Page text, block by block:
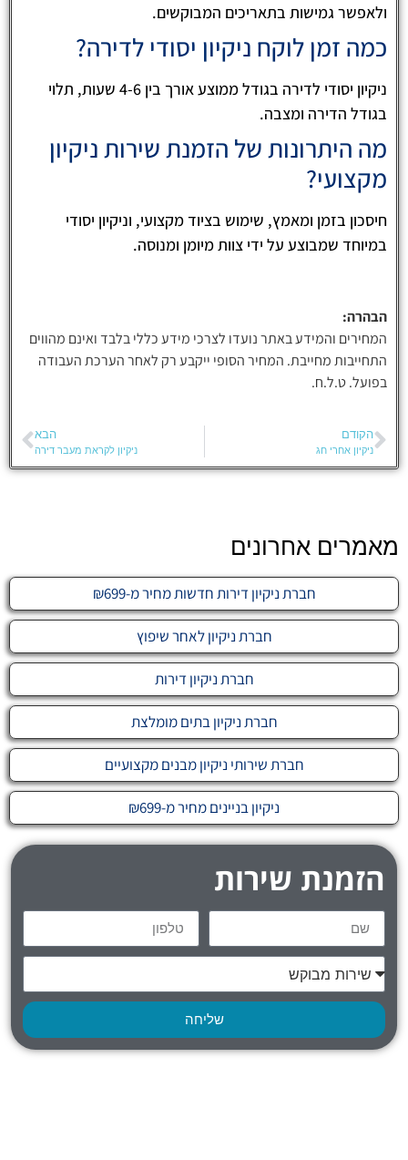
ולאפשר גמישות בתאריכים המבוקשים.
כמה זמן לוקח ניקיון יסודי לדירה?
ניקיון יסודי לדירה בגודל ממוצע אורך בין 4-6 שעות, תלוי
בגודל הדירה ומצבה.
מה היתרונות של הזמנת שירות ניקיון
מקצועי?
חיסכון בזמן ומאמץ, שימוש בציוד מקצועי, וניקיון יסודי
במיוחד שמבוצע על ידי צוות מיומן ומנוסה.
הבהרה:
המחירים והמידע באתר נועדו לצרכי מידע כללי בלבד ואינם מהווים
התחייבות מחייבת. המחיר הסופי ייקבע רק לאחר הערכת העבודה
בפועל. ט.ל.ח.
הקודם
ניקיון אחרי חג
הבא
ניקיון לקראת מעבר דירה
מאמרים אחרונים
חברת ניקיון דירות חדשות מחיר מ-₪699
חברת ניקיון לאחר שיפוץ
חברת ניקיון דירות
חברת ניקיון בתים מומלצת
חברת שירותי ניקיון מבנים מקצועיים
ניקיון בניינים מחיר מ-₪699
הזמנת שירות
שליחה